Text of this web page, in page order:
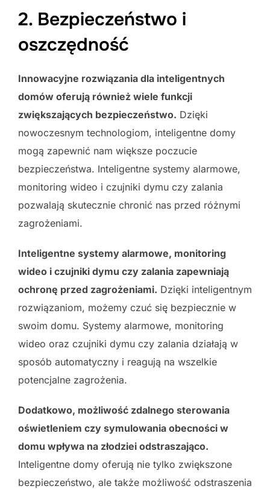
2. Bezpieczeństwo i
oszczędność
Innowacyjne rozwiązania dla inteligentnych
domów oferują również wiele funkcji
zwiększających bezpieczeństwo. Dzięki
nowoczesnym technologiom, inteligentne domy
mogą zapewnić nam większe poczucie
bezpieczeństwa. Inteligentne systemy alarmowe,
monitoring wideo i czujniki dymu czy zalania
pozwalają skutecznie chronić nas przed różnymi
zagrożeniami.
Inteligentne systemy alarmowe, monitoring
wideo i czujniki dymu czy zalania zapewniają
ochronę przed zagrożeniami. Dzięki inteligentnym
rozwiązaniom, możemy czuć się bezpiecznie w
swoim domu. Systemy alarmowe, monitoring
wideo oraz czujniki dymu czy zalania działają w
sposób automatyczny i reagują na wszelkie
potencjalne zagrożenia.
Dodatkowo, możliwość zdalnego sterowania
oświetleniem czy symulowania obecności w
domu wpływa na złodziei odstraszająco.
Inteligentne domy oferują nie tylko zwiększone
bezpieczeństwo, ale także możliwość odstraszenia